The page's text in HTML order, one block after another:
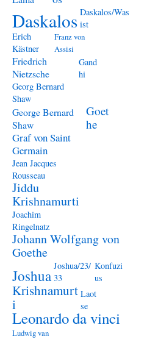
Daskalos Daskalos/Was
ist
Erich
Kästner
Franz von
Assisi
Friedrich
Nietzsche
Gand
hi
Georg Bernard
Shaw
George Bernard
Shaw
Goet
he
Graf von Saint
Germain
Jean Jacques
Rousseau
Jiddu
Krishnamurti
Joachim
Ringelnatz
Johann Wolfgang von
Goethe
Joshua
Joshua/23/
33
Konfuzi
us
Krishnamurt
i
Laot
se
Leonardo da vinci
Ludwig van